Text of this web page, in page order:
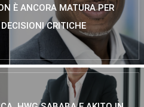
È ANCORA MATURA PER
CRITICHE